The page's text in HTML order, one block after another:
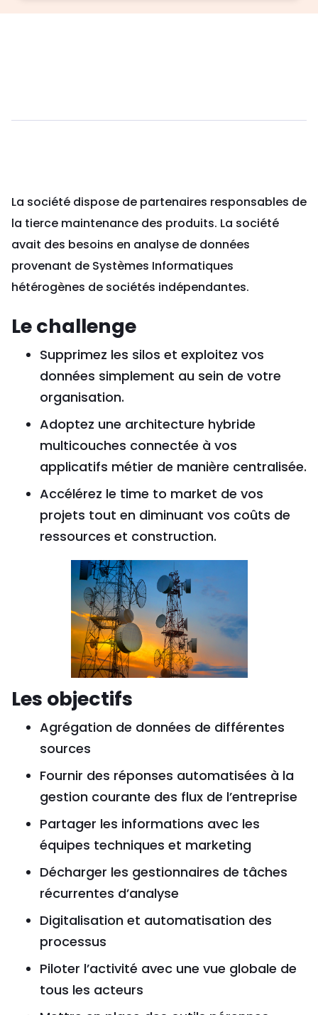
La société dispose de partenaires responsables de
la tierce maintenance des produits. La société
avait des besoins en analyse de données
provenant de Systèmes Informatiques
hétérogènes de sociétés indépendantes.
Le challenge
Supprimez les silos et exploitez vos
données simplement au sein de votre
organisation.
Adoptez une architecture hybride
multicouches connectée à vos
applicatifs métier de manière centralisée.
Accélérez le time to market de vos
projets tout en diminuant vos coûts de
ressources et construction.
Les objectifs
Agrégation de données de différentes
sources
Fournir des réponses automatisées à la
gestion courante des flux de l’entreprise
Partager les informations avec les
équipes techniques et marketing
Décharger les gestionnaires de tâches
récurrentes d’analyse
Digitalisation et automatisation des
processus
Piloter l’activité avec une vue globale de
tous les acteurs